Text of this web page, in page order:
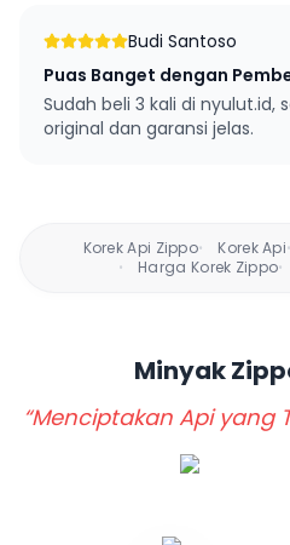
Budi Santoso
Puas Banget dengan
Sudah beli 3 kali di nyulut.id,
original dan garansi jelas.
Korek Api Zippo• Korek Api•
• Harga Korek Zippo•
Minyak
“Menciptakan Api yang